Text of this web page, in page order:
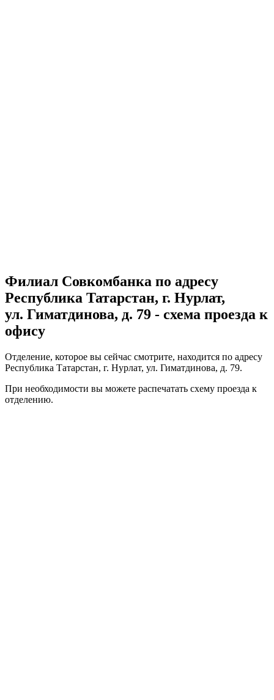
Филиал Совкомбанка по адресу
Республика Татарстан, г. Нурлат,
ул. Гиматдинова, д. 79 - схема проезда к
офису
Отделение, которое вы сейчас смотрите, находится по адресу
Республика Татарстан, г. Нурлат, ул. Гиматдинова, д. 79.
При необходимости вы можете распечатать схему проезда к
отделению.